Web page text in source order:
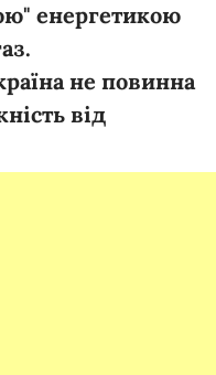
енергетикою
не повинна
від